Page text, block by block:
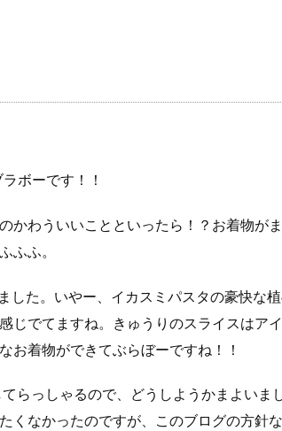
ボーです！！
かわういいことといったら！？お着物が
ふふ。
た。いやー、イカスミパスタの豪快な
でてますね。きゅうりのスライスはアイ
お着物ができてぶらぼーですね！！
らっしゃるので、どうしようかまよいま
くなかったのですが、このブログの方針